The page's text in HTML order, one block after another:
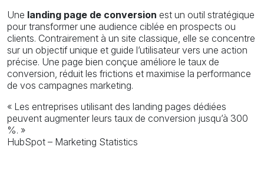
Une landing page de conversion est un outil stratégique
pour transformer une audience ciblée en prospects ou
clients. Contrairement à un site classique, elle se concentre
sur un objectif unique et guide l’utilisateur vers une action
précise. Une page bien conçue améliore le taux de
conversion, réduit les frictions et maximise la performance
de vos campagnes marketing.
« Les entreprises utilisant des landing pages dédiées
peuvent augmenter leurs taux de conversion jusqu’à 300
%. »
HubSpot – Marketing Statistics